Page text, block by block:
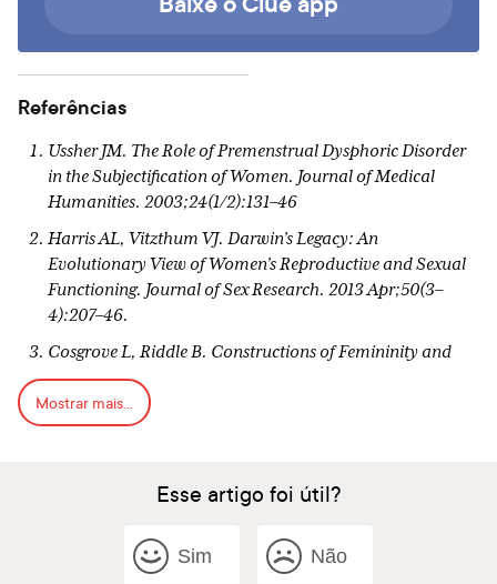
Referências
Ussher JM. The Role of Premenstrual Dysphoric Disorder
in the Subjectification of Women. Journal of Medical
Humanities. 2003;24(1/2):131–46
Harris AL, Vitzthum VJ. Darwin’s Legacy: An
Evolutionary View of Women’s Reproductive and Sexual
Functioning. Journal of Sex Research. 2013 Apr;50(3–
4):207–46.
Cosgrove L, Riddle B. Constructions of Femininity and
Experiences of Menstrual Distress. Women & Health.
2003 Nov 11;38(3):37–58.
the Experience of Premenstrual Syndrome. Women’s
Mostrar mais...
Esse artigo foi útil?
Sim Não